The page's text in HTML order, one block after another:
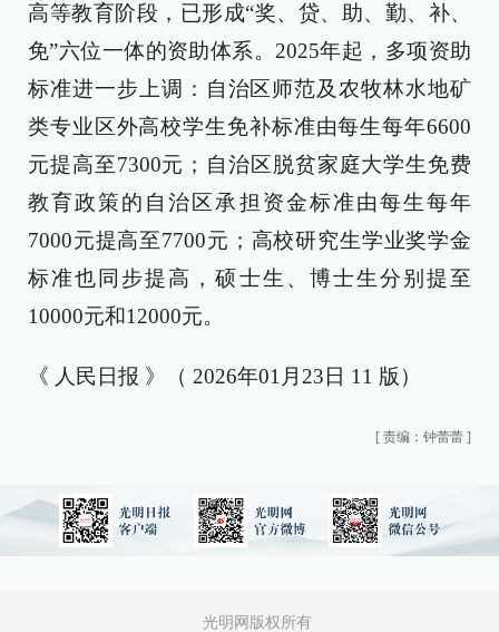
高等教育阶段，已形成“奖、贷、助、勤、补、
免”六位一体的资助体系。2025年起，多项资助
标准进一步上调：自治区师范及农牧林水地矿
类专业区外高校学生免补标准由每生每年6600
元提高至7300元；自治区脱贫家庭大学生免费
教育政策的自治区承担资金标准由每生每年
7000元提高至7700元；高校研究生学业奖学金
标准也同步提高，硕士生、博士生分别提至
10000元和12000元。
《 人民日报 》（ 2026年01月23日 11 版）
[ 责编：钟蕾蕾 ]
光明网版权所有